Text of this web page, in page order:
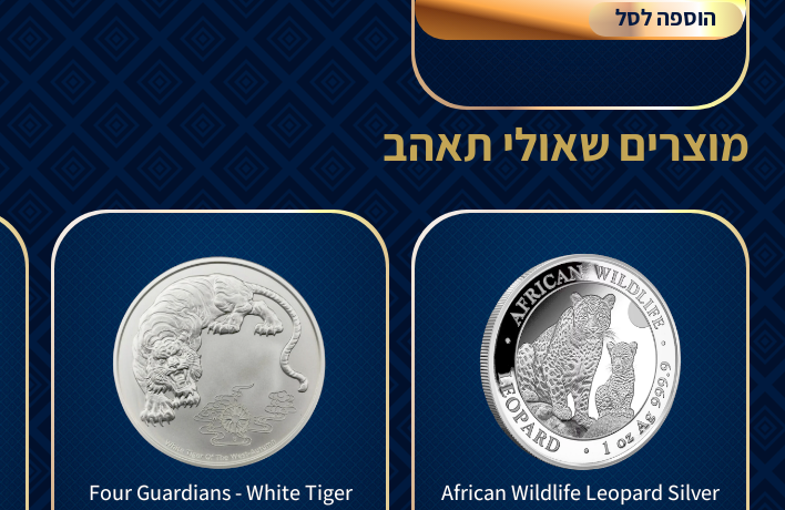
הוספה לסל
מוצרים שאולי תאהב
African Wildlife Leopard Silver
Four Guardians - White Tiger